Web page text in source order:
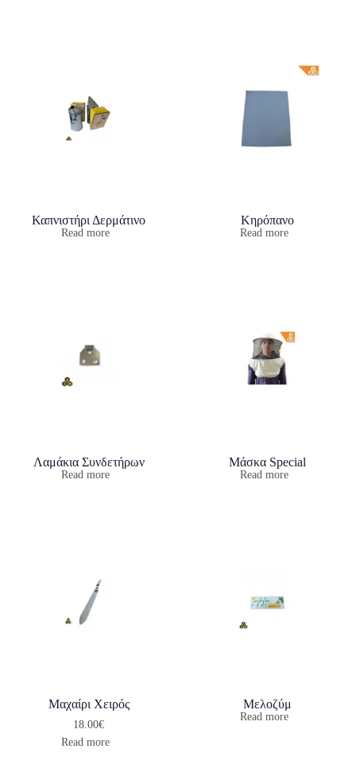
Καπνιστήρι Δερμάτινο
Read more
Κηρόπανο
Read more
Λαμάκια Συνδετήρων
Read more
Μάσκα Special
Read more
Μαχαίρι Χειρός
18.00€
Read more
Μελοζύμ
Read more